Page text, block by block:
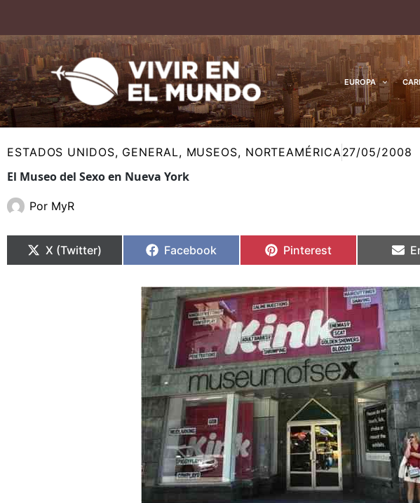
contenido
EUROPA
ESTADOS UNIDOS, GENERAL, MUSEOS, NORTEAMÉRICA27/05/2008
El Museo del Sexo en Nueva York
Por MyR
en
X (Twitter)
en
Facebook
en
Pinterest
en
en
en